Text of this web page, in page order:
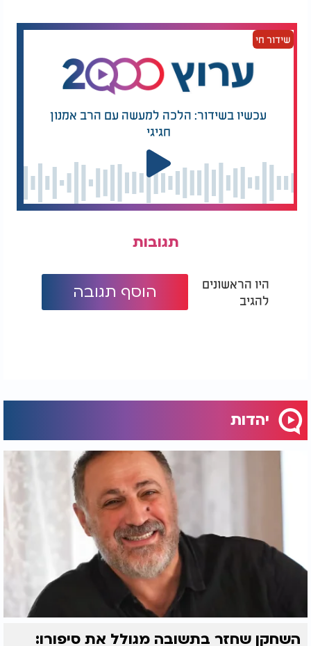
ייעודי.
המלצות נוספות
מייסד ערוץ החדשות
0404 מול הכותל: "אני
מוותר על הסליחה"
על "נס פורים" של יהודי
סרגוסה כבר שמעתם?
ספריי צבע לשיער יכול להיות תוספת מהנה לתחפושת,
המצח עם קרטון בזמן ההתזה, כדי למנוע חדירת אדים
לעיניים.
מכילה כמה צבעים - בדקו כל אחד בנפרד.
8. אל תאפרו ילדים עם עיניים מגורות
אם לילד יש דלקת עיניים או עיניים אדומות, אסור
להשתמש באיפור. גם לאחר שהדלקת עוברת, יש
להחליף את מוצרי האיפור ששימשו אותו ולחטא היטב
טסטרים בחנויות עלולים להיות מדגרת חיידקים,
במיוחד שפתונים שנוסו על ידי קונים רבים. במקום
למרוח ישירות על השפתיים, יש לבדוק את הגוון על גב
10. לעולם לא הולכים לישון עם איפור
שידור חי
עכשיו בשידור: הלכה למעשה עם הרב אמנון
חגיגי
תגובות
היו הראשונים
להגיב
הוסף תגובה
יהדות
השחקן שחזר בתשובה מגולל את סיפורו: